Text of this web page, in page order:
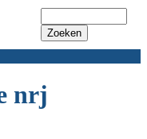
nrj